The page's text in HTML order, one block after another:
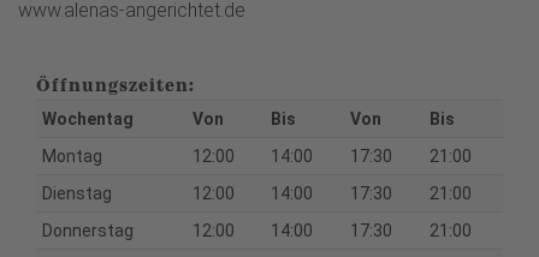
www.alenas-angerichtet.de
Öffnungszeiten:
Wochentag Von Bis Von
Bis
Montag
12:00 14:00 17:30
21:00
Dienstag
12:00 14:00 17:30
21:00
Donnerstag
12:00 14:00 17:30
21:00